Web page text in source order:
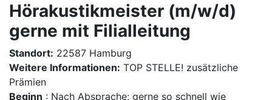
Hörakustikmeister (m/w/d)
gerne mit Filialleitung
Standort: 22587 Hamburg
Weitere Informationen: TOP STELLE! zusätzliche
Prämien
Beginn : Nach Absprache; gerne so schnell wie